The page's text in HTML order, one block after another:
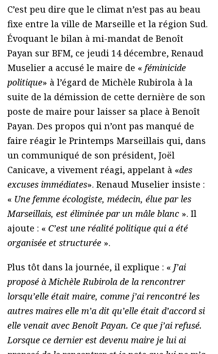
C’est peu dire que le climat n’est pas au beau
fixe entre la ville de Marseille et la région Sud.
Évoquant le bilan à mi-mandat de Benoît
Payan sur BFM, ce jeudi 14 décembre, Renaud
Muselier a accusé le maire de « féminicide
politique» à l’égard de Michèle Rubirola à la
suite de la démission de cette dernière de son
poste de maire pour laisser sa place à Benoît
Payan. Des propos qui n’ont pas manqué de
faire réagir le Printemps Marseillais qui, dans
un communiqué de son président, Joël
Canicave, a vivement réagi, appelant à «des
excuses immédiates». Renaud Muselier insiste :
« Une femme écologiste, médecin, élue par les
Marseillais, est éliminée par un mâle blanc ». Il
ajoute : « C’est une réalité politique qui a été
organisée et structurée ».
Plus tôt dans la journée, il explique : « J’ai
proposé à Michèle Rubirola de la rencontrer
lorsqu’elle était maire, comme j’ai rencontré les
autres maires elle m’a dit qu’elle était d’accord si
elle venait avec Benoît Payan. Ce que j’ai refusé.
Lorsque ce dernier est devenu maire je lui ai